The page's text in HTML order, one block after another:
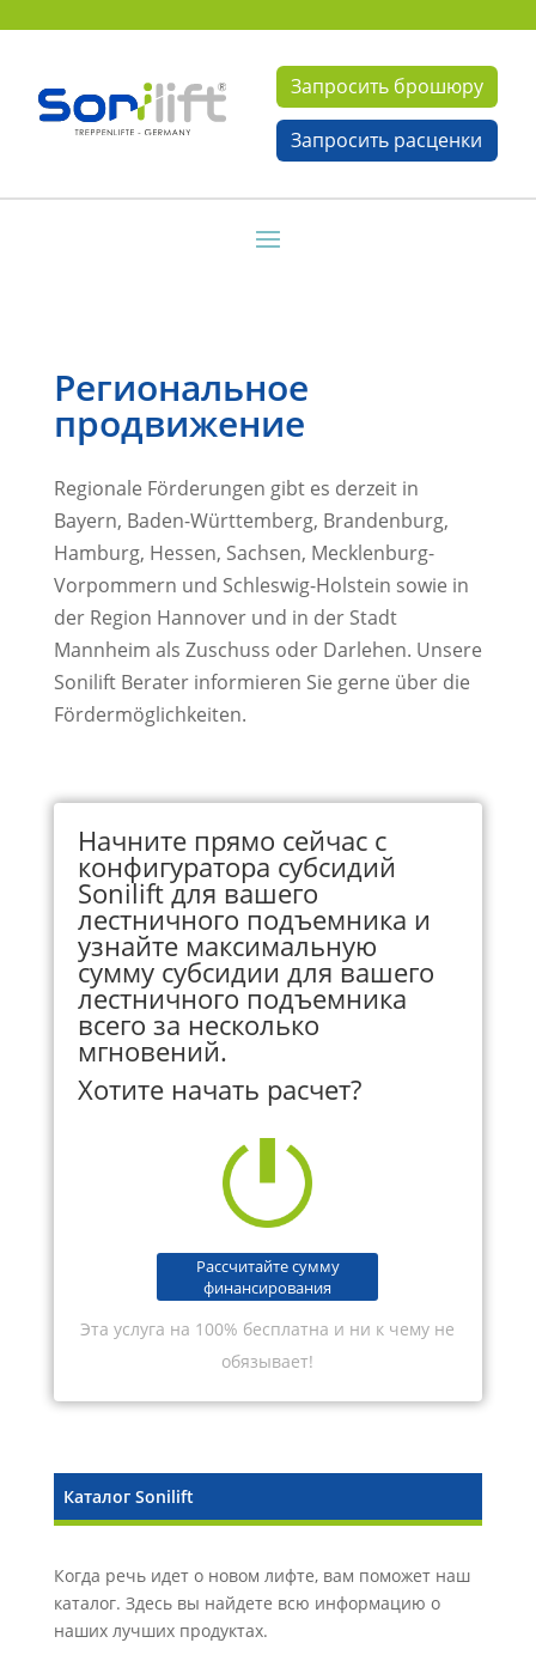
Запросить брошюру
Запросить расценки
Региональное
продвижение
Regionale Förderungen gibt es derzeit in
Bayern, Baden-Württemberg, Brandenburg,
Hamburg, Hessen, Sachsen, Mecklenburg-
Vorpommern und Schleswig-Holstein sowie in
der Region Hannover und in der Stadt
Mannheim als Zuschuss oder Darlehen. Unsere
Sonilift Berater informieren Sie gerne über die
Fördermöglichkeiten.
Начните прямо сейчас с
конфигуратора субсидий
Sonilift для вашего
лестничного подъемника и
узнайте максимальную
сумму субсидии для вашего
лестничного подъемника
всего за несколько
мгновений.
Хотите начать расчет?
Рассчитайте сумму
финансирования
Эта услуга на 100% бесплатна и ни к чему не
обязывает!
Каталог Sonilift
Когда речь идет о новом лифте, вам поможет наш
каталог. Здесь вы найдете всю информацию о
наших лучших продуктах.